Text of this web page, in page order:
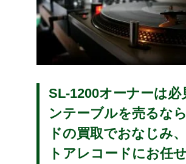
SL-1200オーナーは必
ンテーブルを売るな
ドの買取でおなじみ
トアレコードにお任